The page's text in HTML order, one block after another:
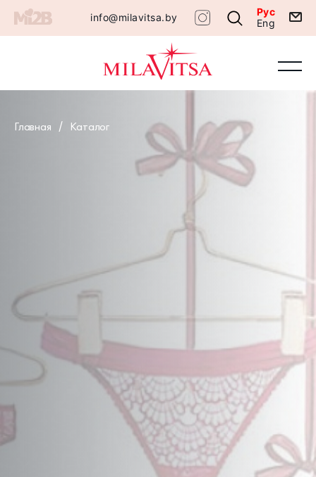
info@milavitsa.by
Рус
Eng
Главная Каталог